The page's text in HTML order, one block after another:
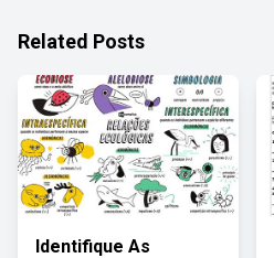
Related Posts
Identifique As